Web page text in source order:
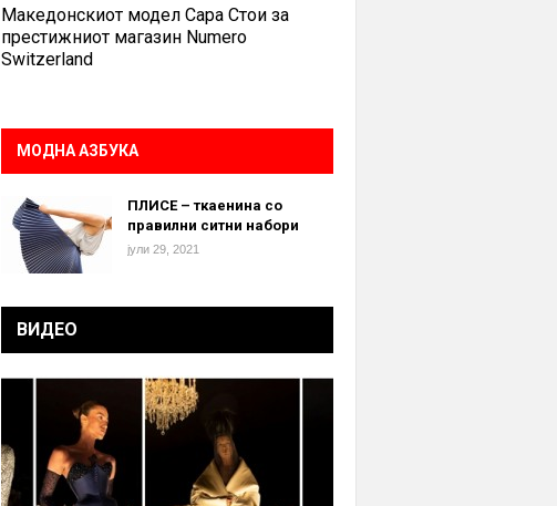
Македонскиот модел Сара Стои за
престижниот магазин Numero
Switzerland
МОДНА АЗБУКА
ПЛИСЕ – ткаенина со
правилни ситни набори
јули 29, 2021
ВИДЕО